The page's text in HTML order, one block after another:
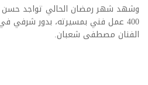
وشهد شهر رمضان الحالي تواجد
400 عمل فني بمسيرته، بدور
الفنان مصطفى شعبان.